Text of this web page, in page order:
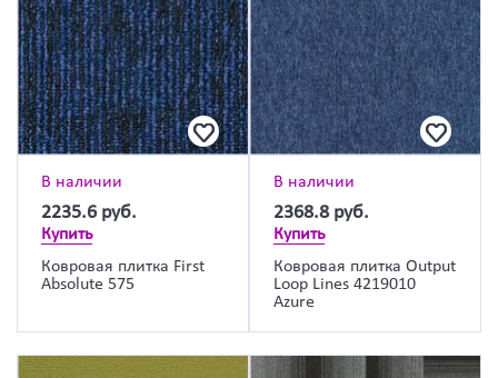
В наличии
2235.6 руб.
Купить
Ковровая плитка First
Absolute 575
В наличии
2368.8 руб.
Купить
Ковровая плитка Output
Loop Lines 4219010
Azure